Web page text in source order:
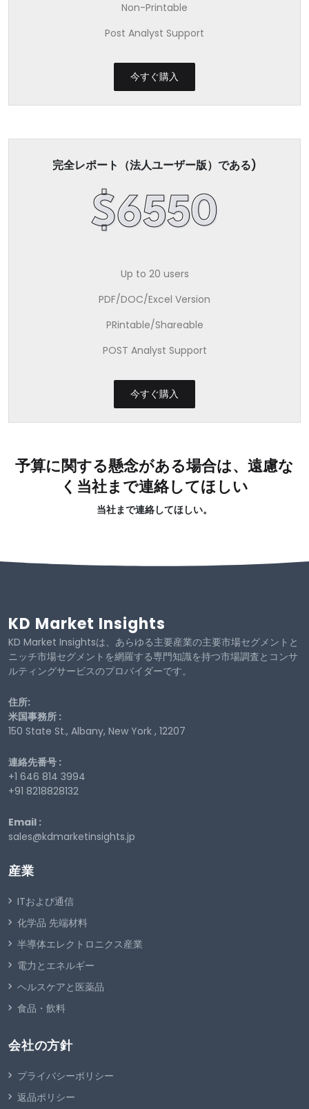
Non-Printable
Post Analyst Support
今すぐ購入
完全レポート（法人ユーザー版）である)
$6550
Up to 20 users
PDF/DOC/Excel Version
PRintable/Shareable
POST Analyst Support
今すぐ購入
予算に関する懸念がある場合は、遠慮な
く当社まで連絡してほしい
当社まで連絡してほしい。
KD Market Insights
KD Market Insightsは、あらゆる主要産業の主要市場セグメントと
ニッチ市場セグメントを網羅する専門知識を持つ市場調査とコンサ
ルティングサービスのプロバイダーです。
住所:
米国事務所 :
150 State St., Albany, New York , 12207
連絡先番号 :
+1 646 814 3994
+91 8218828132
Email :
sales@kdmarketinsights.jp
産業
ITおよび通信
化学品 先端材料
半導体エレクトロニクス産業
電力とエネルギー
ヘルスケアと医薬品
食品・飲料
会社の方針
プライバシーポリシー
返品ポリシー